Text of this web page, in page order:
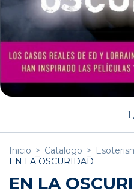
1
Inicio > Catalogo >
EN LA OSCURIDAD
EN LA